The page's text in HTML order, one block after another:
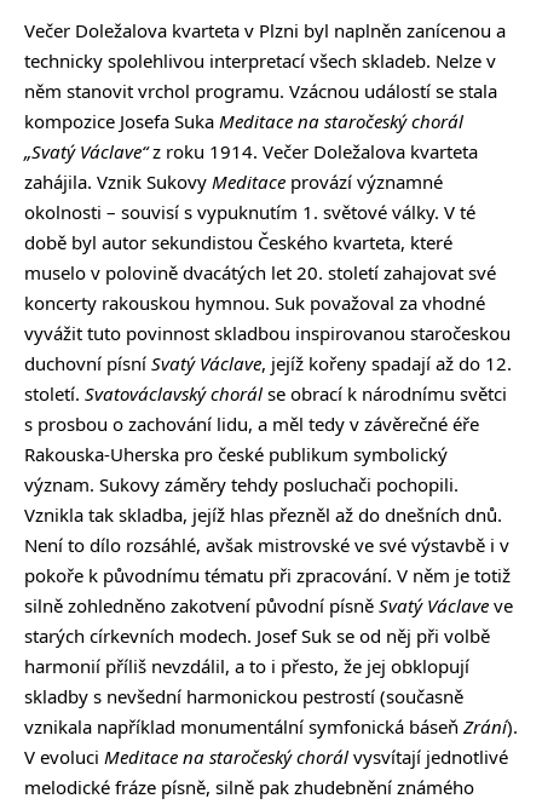
Večer Doležalova kvarteta v Plzni byl naplněn zanícenou a
technicky spolehlivou interpretací všech skladeb. Nelze v
něm stanovit vrchol programu. Vzácnou událostí se stala
kompozice Josefa Suka Meditace na staročeský chorál
„Svatý Václave“z roku 1914. Večer Doležalova kvarteta
zahájila. Vznik Sukovy Meditace provází významné
okolnosti – souvisí s vypuknutím 1. světové války. V té
době byl autor sekundistou Českého kvarteta, které
muselo v polovině dvacátých let 20. století zahajovat své
koncerty rakouskou hymnou. Suk považoval za vhodné
vyvážit tuto povinnost skladbou inspirovanou staročeskou
duchovní písní Svatý Václave, jejíž kořeny spadají až do 12.
století. Svatováclavský chorál se obrací k národnímu světci
s prosbou o zachování lidu, a měl tedy v závěrečné éře
Rakouska-Uherska pro české publikum symbolický
význam. Sukovy záměry tehdy posluchači pochopili.
Vznikla tak skladba, jejíž hlas přezněl až do dnešních dnů.
Není to dílo rozsáhlé, avšak mistrovské ve své výstavbě i v
pokoře k původnímu tématu při zpracování. V něm je totiž
silně zohledněno zakotvení původní písně Svatý Václave ve
starých církevních modech. Josef Suk se od něj při volbě
harmonií příliš nevzdálil, a to i přesto, že jej obklopují
skladby s nevšední harmonickou pestrostí (současně
vznikala například monumentální symfonická báseň Zrání).
V evoluci Meditace na staročeský chorál vysvítají jednotlivé
melodické fráze písně, silně pak zhudebnění známého